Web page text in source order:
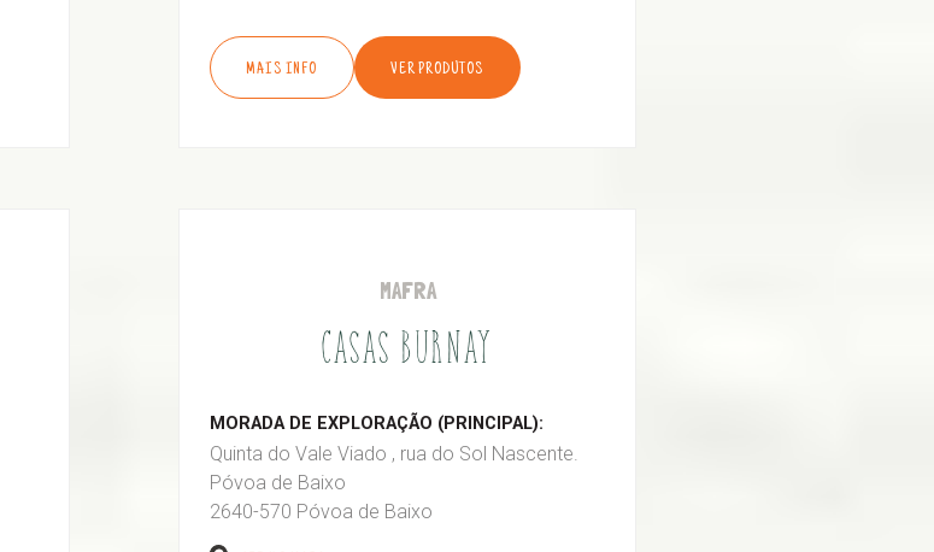
MAIS INFO VER PRODUTOS
MAFRA
CASAS BURNAY
MORADA DE EXPLORAÇÃO (PRINCIPAL):
Quinta do Vale Viado , rua do Sol Nascente.
Póvoa de Baixo
2640-570 Póvoa de Baixo